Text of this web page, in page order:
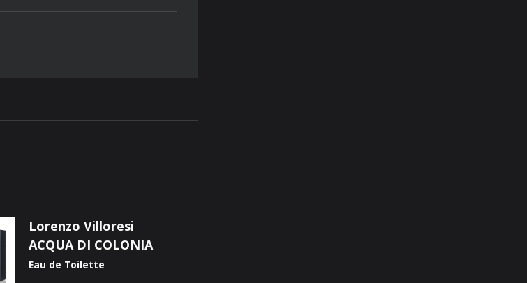
Lorenzo Villoresi
ACQUA DI COLONIA
Eau de Toilette